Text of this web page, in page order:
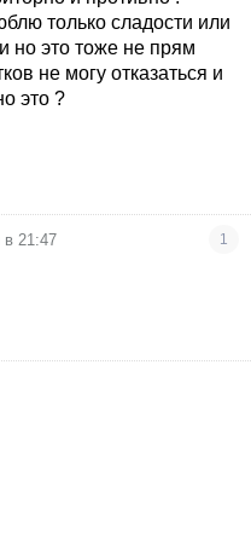
только сладости или
но это тоже не прям
не могу отказаться и
это ?
в 21:47 1